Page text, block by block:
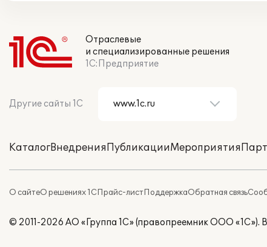
Отраслевые
и специализированные решения
1С:Предприятие
Другие сайты 1С
КаталогВнедренияПубликацииМероприятия
О сайтеО решениях 1СПрайс-листПоддержкаОбратная связь
© 2011-2026 АО «Группа 1С» (правопреемник ООО «1С»).